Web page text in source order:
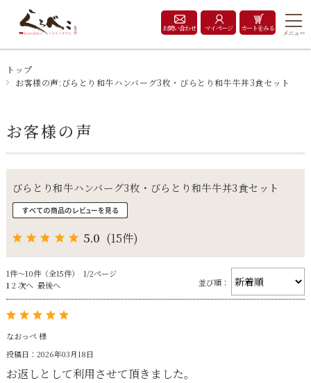
お問い合わせ マイページ カートをみる
メニュー
トップ
お客様の声:びらとり和牛ハンバーグ3枚・びらとり和牛牛丼3食セット
お客様の声
びらとり和牛ハンバーグ3枚・びらとり和牛牛丼3食セット
5.0 (15件)
1件～10件（全15件） 1/2ページ
1 2 次へ 最後へ 並び順：
なおっぺ 様
投稿日：2026年03月18日
お返しとして利用させて頂きました。